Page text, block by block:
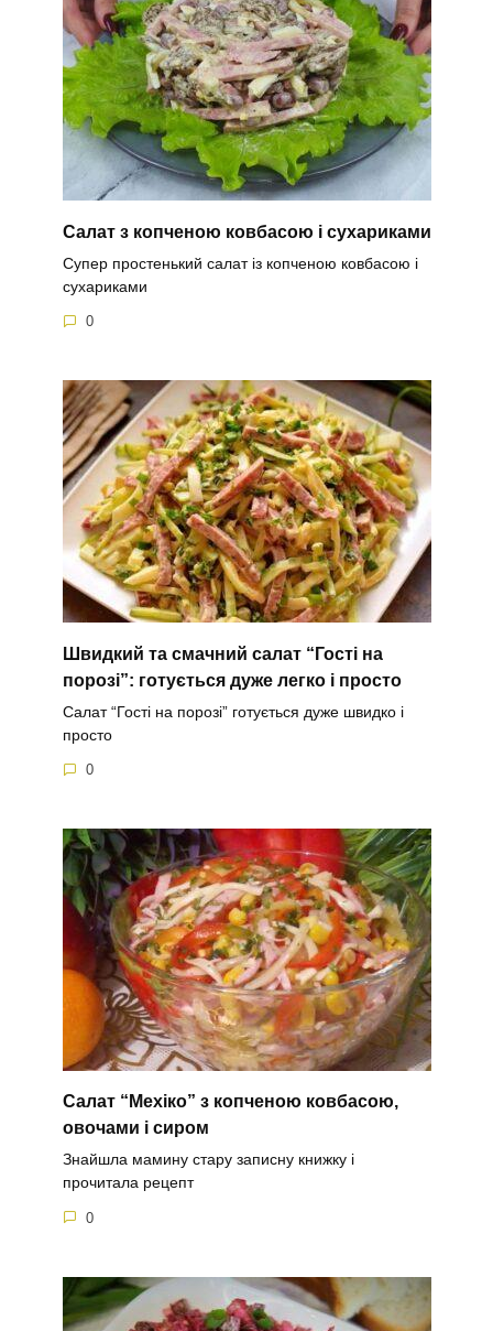
Салат з копченою ковбасою і сухариками
Супер простенький салат із копченою ковбасою і
сухариками
0
Швидкий та смачний салат “Гості на
порозі”: готується дуже легко і просто
Салат “Гості на порозі” готується дуже швидко і
просто
0
Салат “Мехіко” з копченою ковбасою,
овочами і сиром
Знайшла мамину стару записну книжку і
прочитала рецепт
0